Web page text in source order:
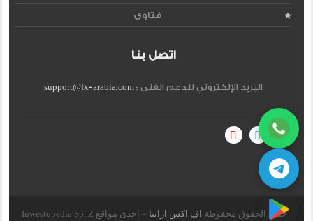
فتاوى
اتصل بنا
البريد الإلكتروني للدعم الفنى :support@fx-arabia.com
جميع الحقوق محفوظة اف اكس ارابيا
– احدى مواقع Inwestopedia Sp. Z